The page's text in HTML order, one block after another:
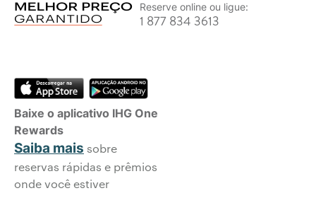
Reserve online ou ligue:
1 877 834 3613
Baixe o aplicativo IHG One
Rewards
Saiba mais sobre
reservas rápidas e prêmios
onde você estiver